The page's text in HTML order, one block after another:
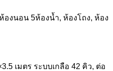
องนอน 5ห้องน้ำ, ห้องโถง, ห้อง
เมตร ระบบเกลือ 42 คิว, ต่อ